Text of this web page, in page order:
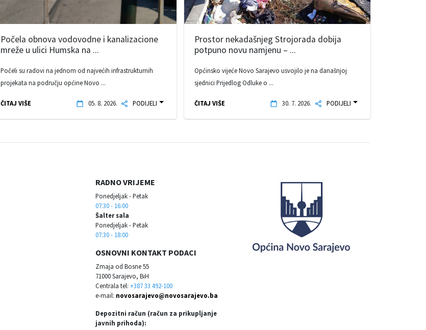
Počela obnova vodovodne i kanalizacione
mreže u ulici Humska na ...
Počeli su radovi na jednom od najvećih infrastrukturnih
projekata na području općine Novo ...
ČITAJ VIŠE 05. 8. 2026. PODIJELI
Prostor nekadašnjeg Strojorada dobija
potpuno novu namjenu – ...
Općinsko vijeće Novo Sarajevo usvojilo je na današnjoj
sjednici Prijedlog Odluke o ...
ČITAJ VIŠE 30. 7. 2026. PODIJELI
RADNO VRIJEME
Ponedjeljak - Petak
07:30 - 16:00
Šalter sala
Ponedjeljak - Petak
07:30 - 18:00
OSNOVNI KONTAKT PODACI
Zmaja od Bosne 55
71000 Sarajevo, BiH
Centrala tel: +387 33 492-100
e-mail: novosarajevo@novosarajevo.ba
Depozitni račun (račun za prikupljanje
javnih prihoda):